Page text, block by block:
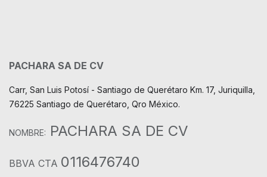
PACHARA SA DE CV
Carr, San Luis Potosí - Santiago de Querétaro Km. 17, Juriquilla,
76225 Santiago de Querétaro, Qro México.
NOMBRE: PACHARA SA DE CV
BBVA CTA 0116476740